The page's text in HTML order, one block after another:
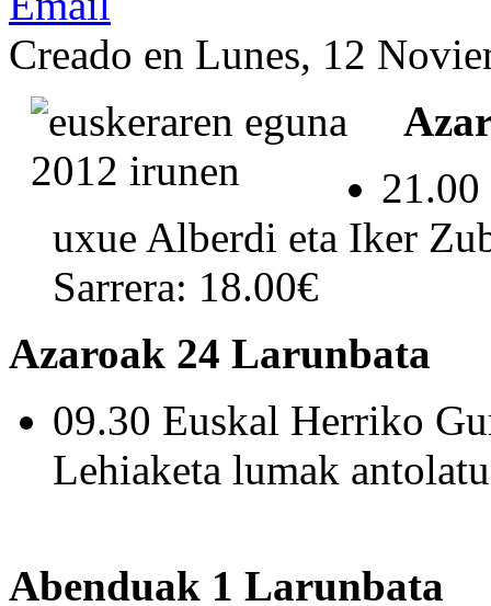
Creado en Lunes, 12
uxue Alberdi eta Iker
Sarrera: 18.00€
Azaroak 24 Larunbata
09.30 Euskal Herriko
Lehiaketa lumak
Abenduak 1 Larunbata